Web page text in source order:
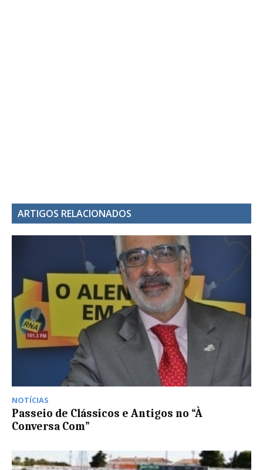
ARTIGOS RELACIONADOS
NOTÍCIAS
Passeio de Clássicos e Antigos no “À
Conversa Com”